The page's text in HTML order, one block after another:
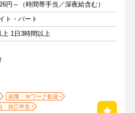
円～（時間帯手当／深夜給含む）
ト・パート
上 1日3時間以上
副業・Ｗワーク歓迎
・自己申告